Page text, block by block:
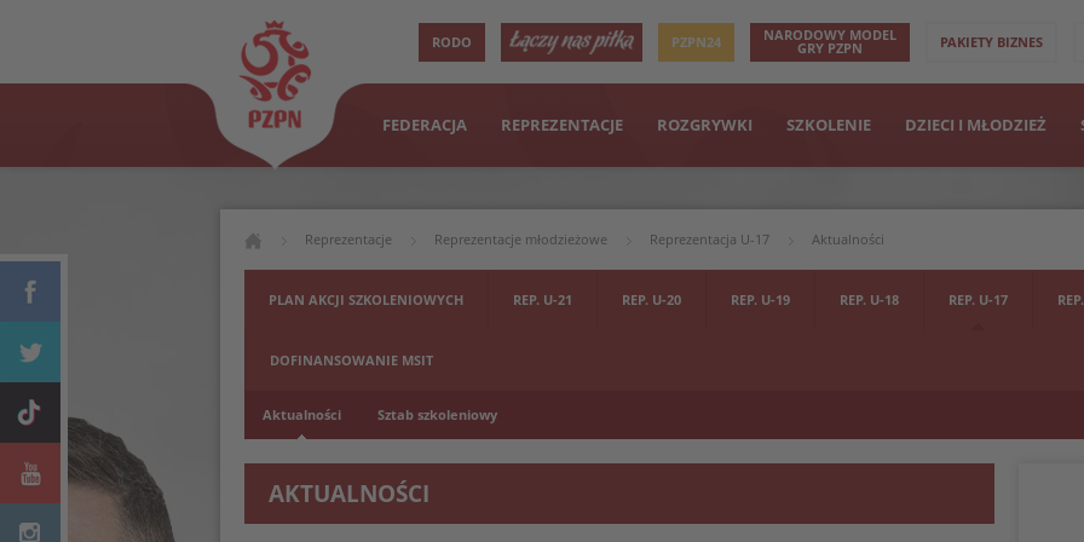
RODO PZPN24 NARODOWY MODEL
GRY PZPN PAKIETY BIZNES
FEDERACJA REPREZENTACJE ROZGRYWKI SZKOLENIE DZIECI I MŁODZIEŻ
Reprezentacje Reprezentacje młodzieżowe Reprezentacja U-17 Aktualności
PLAN AKCJI SZKOLENIOWYCH REP. U-21 REP. U-20 REP. U-19 REP. U-18 REP. U-17
DOFINANSOWANIE MSIT
Aktualności Sztab szkoleniowy
AKTUALNOŚCI